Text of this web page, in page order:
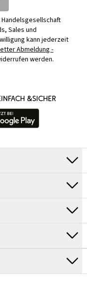
Sales und
kann jederzeit
Abmeldung -
werden.
&SICHER